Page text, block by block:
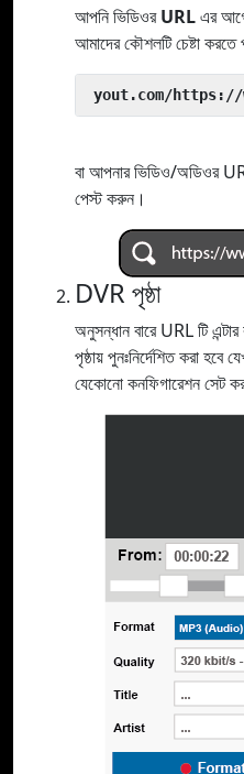
আপনি ভিডিওরURLএর
আমাদের কৌশলটি চেষ্টা করতে
yout.com/https://
বা আপনার ভিডিও/অডিওর
পেস্ট করুন।
DVR পৃষ্ঠা
অনুসন্ধান বারে URL টি
পৃষ্ঠায় পুনঃনির্দেশিত করা হবে
যেকোনো কনফিগারেশন সেট